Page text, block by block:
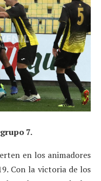
7.
en los animadores
Con la victoria de los